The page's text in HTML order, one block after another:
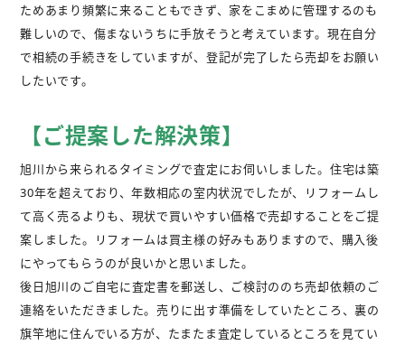
ためあまり頻繁に来ることもできず、家をこまめに管理するのも
難しいので、傷まないうちに手放そうと考えています。現在自分
で相続の手続きをしていますが、登記が完了したら売却をお願い
したいです。
【ご提案した解決策】
旭川から来られるタイミングで査定にお伺いしました。住宅は築
30年を超えており、年数相応の室内状況でしたが、リフォームし
て高く売るよりも、現状で買いやすい価格で売却することをご提
案しました。リフォームは買主様の好みもありますので、購入後
にやってもらうのが良いかと思いました。
後日旭川のご自宅に査定書を郵送し、ご検討ののち売却依頼のご
連絡をいただきました。売りに出す準備をしていたところ、裏の
旗竿地に住んでいる方が、たまたま査定しているところを見てい